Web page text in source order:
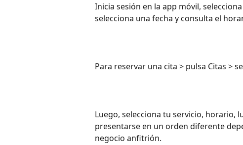
Inicia sesión en la app móvil,
selecciona una fecha y consulta el
Para reservar una cita > pulsa Citas >
Luego, selecciona tu servicio, horario,
presentarse en un orden diferente
negocio anfitrión.